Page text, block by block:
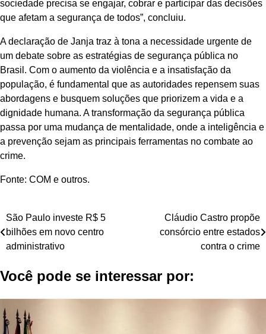
sociedade precisa se engajar, cobrar e participar das decisões
que afetam a segurança de todos”, concluiu.
A declaração de Janja traz à tona a necessidade urgente de
um debate sobre as estratégias de segurança pública no
Brasil. Com o aumento da violência e a insatisfação da
população, é fundamental que as autoridades repensem suas
abordagens e busquem soluções que priorizem a vida e a
dignidade humana. A transformação da segurança pública
passa por uma mudança de mentalidade, onde a inteligência e
a prevenção sejam as principais ferramentas no combate ao
crime.
Fonte: COM e outros.
Navegação
de
São Paulo investe R$ 5
bilhões em novo centro
administrativo
Cláudio Castro propõe
consórcio entre estados
contra o crime
Você pode se interessar por: